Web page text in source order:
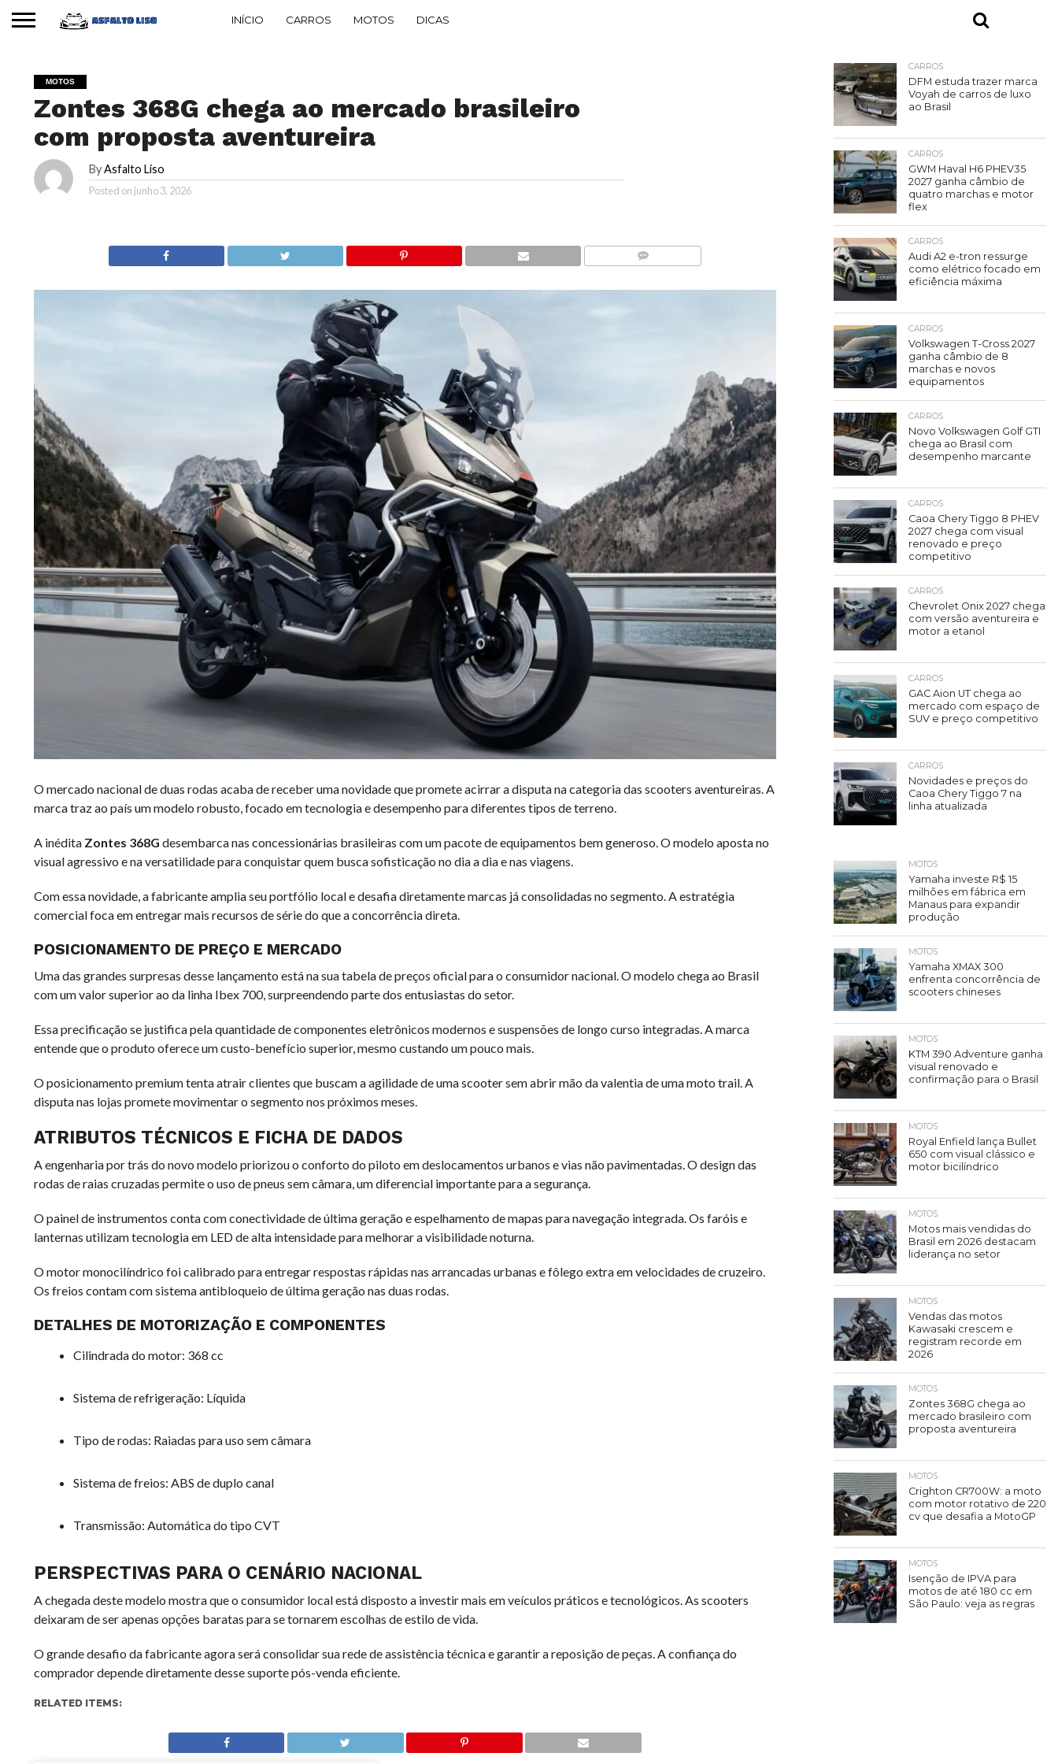
INÍCIO CARROS MOTOS DICAS
MOTOS
Zontes 368G chega ao mercado brasileiro
com proposta aventureira
ByAsfalto Liso
Posted on junho 3, 2026
O mercado nacional de duas rodas acaba de receber uma novidade que promete acirrar a disputa na categoria das scooters aventureiras. A
marca traz ao país um modelo robusto, focado em tecnologia e desempenho para diferentes tipos de terreno.
A inédita Zontes 368G desembarca nas concessionárias brasileiras com um pacote de equipamentos bem generoso. O modelo aposta no
visual agressivo e na versatilidade para conquistar quem busca sofisticação no dia a dia e nas viagens.
Com essa novidade, a fabricante amplia seu portfólio local e desafia diretamente marcas já consolidadas no segmento. A estratégia
comercial foca em entregar mais recursos de série do que a concorrência direta.
POSICIONAMENTO DE PREÇO E MERCADO
Uma das grandes surpresas desse lançamento está na sua tabela de preços oficial para o consumidor nacional. O modelo chega ao Brasil
com um valor superior ao da linha Ibex 700, surpreendendo parte dos entusiastas do setor.
Essa precificação se justifica pela quantidade de componentes eletrônicos modernos e suspensões de longo curso integradas. A marca
entende que o produto oferece um custo-benefício superior, mesmo custando um pouco mais.
O posicionamento premium tenta atrair clientes que buscam a agilidade de uma scooter sem abrir mão da valentia de uma moto trail. A
disputa nas lojas promete movimentar o segmento nos próximos meses.
ATRIBUTOS TÉCNICOS E FICHA DE DADOS
A engenharia por trás do novo modelo priorizou o conforto do piloto em deslocamentos urbanos e vias não pavimentadas. O design das
rodas de raias cruzadas permite o uso de pneus sem câmara, um diferencial importante para a segurança.
O painel de instrumentos conta com conectividade de última geração e espelhamento de mapas para navegação integrada. Os faróis e
lanternas utilizam tecnologia em LED de alta intensidade para melhorar a visibilidade noturna.
O motor monocilíndrico foi calibrado para entregar respostas rápidas nas arrancadas urbanas e fôlego extra em velocidades de cruzeiro.
Os freios contam com sistema antibloqueio de última geração nas duas rodas.
DETALHES DE MOTORIZAÇÃO E COMPONENTES
Cilindrada do motor: 368 cc
Sistema de refrigeração: Líquida
Tipo de rodas: Raiadas para uso sem câmara
Sistema de freios: ABS de duplo canal
Transmissão: Automática do tipo CVT
PERSPECTIVAS PARA O CENÁRIO NACIONAL
A chegada deste modelo mostra que o consumidor local está disposto a investir mais em veículos práticos e tecnológicos. As scooters
deixaram de ser apenas opções baratas para se tornarem escolhas de estilo de vida.
O grande desafio da fabricante agora será consolidar sua rede de assistência técnica e garantir a reposição de peças. A confiança do
comprador depende diretamente desse suporte pós-venda eficiente.
RELATED ITEMS:
CARROS
DFM estuda trazer marca
Voyah de carros de luxo
ao Brasil
CARROS
GWM Haval H6 PHEV35
2027 ganha câmbio de
quatro marchas e motor
flex
CARROS
Audi A2 e-tron ressurge
como elétrico focado em
eficiência máxima
CARROS
Volkswagen T-Cross 2027
ganha câmbio de 8
marchas e novos
equipamentos
CARROS
Novo Volkswagen Golf GTI
chega ao Brasil com
desempenho marcante
CARROS
Caoa Chery Tiggo 8 PHEV
2027 chega com visual
renovado e preço
competitivo
CARROS
Chevrolet Onix 2027 chega
com versão aventureira e
motor a etanol
CARROS
GAC Aion UT chega ao
mercado com espaço de
SUV e preço competitivo
CARROS
Novidades e preços do
Caoa Chery Tiggo 7 na
linha atualizada
MOTOS
Yamaha investe R$ 15
milhões em fábrica em
Manaus para expandir
produção
MOTOS
Yamaha XMAX 300
enfrenta concorrência de
scooters chineses
MOTOS
KTM 390 Adventure ganha
visual renovado e
confirmação para o Brasil
MOTOS
Royal Enfield lança Bullet
650 com visual clássico e
motor bicilíndrico
MOTOS
Motos mais vendidas do
Brasil em 2026 destacam
liderança no setor
MOTOS
Vendas das motos
Kawasaki crescem e
registram recorde em
2026
MOTOS
Zontes 368G chega ao
mercado brasileiro com
proposta aventureira
MOTOS
Crighton CR700W: a moto
com motor rotativo de 220
cv que desafia a MotoGP
MOTOS
Isenção de IPVA para
motos de até 180 cc em
São Paulo: veja as regras